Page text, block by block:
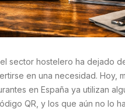
sector hostelero ha dejado
en una necesidad. Hoy,
en España ya utilizan
QR, y los que aún no lo